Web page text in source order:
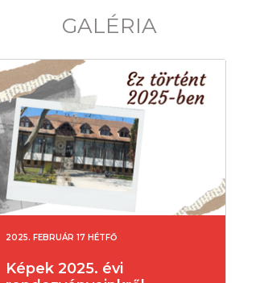
GALÉRIA
2025. FEBRUÁR 17 HÉTFŐ
Képek 2025. évi